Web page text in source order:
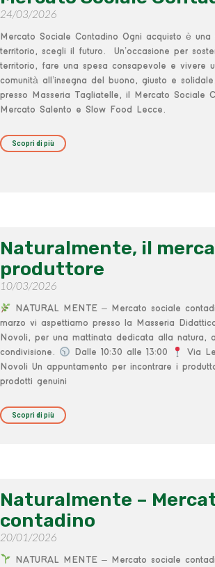
24/03/2026
Mercato Sociale Contadino Ogni acquisto è una
territorio, scegli il futuro. Un’occasione per
territorio, fare una spesa consapevole e vivere
comunità all’insegna del buono, giusto e
presso Masseria Tagliatelle, il Mercato Sociale
Mercato Salento e Slow Food Lecce.
Scopri di più
Naturalmente, il
produttore
10/03/2026
NATURAL MENTE – Mercato sociale
marzo vi aspettiamo presso la Masseria
Novoli, per una mattinata dedicata alla natura,
condivisione.
Dalle 10:30 alle 13:00
Via
Novoli Un appuntamento per incontrare i
prodotti genuini
Scopri di più
Naturalmente –
contadino
20/01/2026
NATURAL MENTE – Mercato sociale